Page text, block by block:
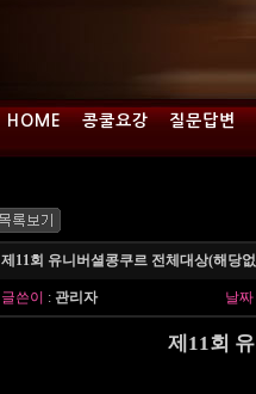
HOME 콩쿨요강 질문답변
제11회 유니버셜콩쿠르 전체대상(해당
글쓴이 : 관리자 날짜
제11회